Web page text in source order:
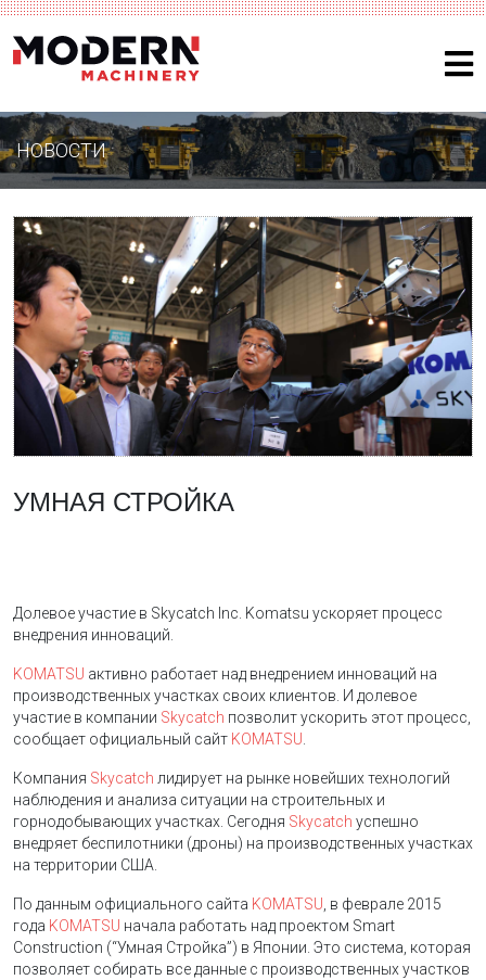
НОВОСТИ
УМНАЯ СТРОЙКА
Долевое участие в Skycatch Inc. Komatsu ускоряет процесс
внедрения инноваций.
KOMATSU активно работает над внедрением инноваций на
производственных участках своих клиентов. И долевое
участие в компании Skycatch позволит ускорить этот процесс,
сообщает официальный сайт KOMATSU
Компания Skycatch лидирует на рынке новейших технологий
наблюдения и анализа ситуации на строительных и
горнодобывающих участках. Сегодня Skycatch успешно
внедряет беспилотники (дроны) на производственных участках
на территории США.
По данным официального сайта KOMATSU , в феврале 2015
года KOMATSU начала работать над проектом Smart
Construction (“Умная Стройка”) в Японии. Это система, которая
позволяет собирать все данные с производственных участков